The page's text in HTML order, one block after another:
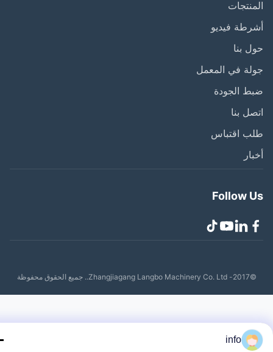
فيديو
بنا
في المعمل
الجودة
بنا
اقتباس
Follow
info